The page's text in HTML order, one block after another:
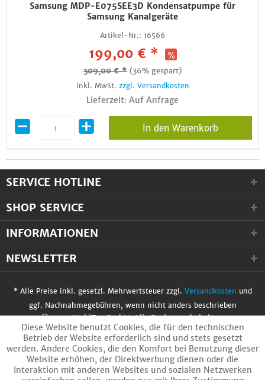
Samsung MDP-E075SEE3D Kondensatpumpe für
Samsung Kanalgeräte
Artikel-Nr.: 16566
199,00 € *
309,00 € * (36% gespart)
inkl. MwSt. zzgl. Versandkosten
Lieferzeit: Auf Anfrage
In den Warenkorb
SERVICE HOTLINE
SHOP SERVICE
INFORMATIONEN
NEWSLETTER
* Alle Preise inkl. gesetzl. Mehrwertsteuer zzgl. Versandkosten und
ggf. Nachnahmegebühren, wenn nicht anders beschrieben
© 2017 WobiTec GmbH. Alle Rechte vorbehalten.
Diese Website benutzt Cookies, die für den technischen
Betrieb der Website erforderlich sind und stets gesetzt
werden. Andere Cookies, die den Komfort bei Benutzung dieser
Website erhöhen, der Direktwerbung dienen oder die
Interaktion mit anderen Websites und sozialen Netzwerken